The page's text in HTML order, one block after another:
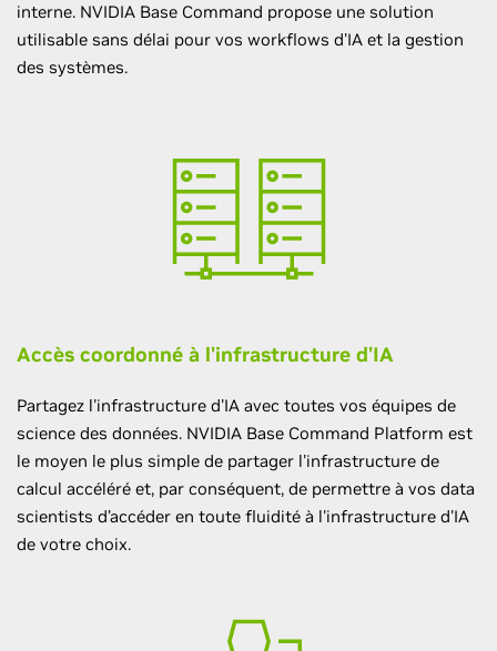
interne. NVIDIA Base Command propose une solution
utilisable sans délai pour vos workflows d'IA et la gestion
des systèmes.
Accès coordonné à l'infrastructure d'IA
Partagez l'infrastructure d'IA avec toutes vos équipes de
science des données. NVIDIA Base Command Platform est
le moyen le plus simple de partager l'infrastructure de
calcul accéléré et, par conséquent, de permettre à vos data
scientists d’accéder en toute fluidité à l'infrastructure d'IA
de votre choix.